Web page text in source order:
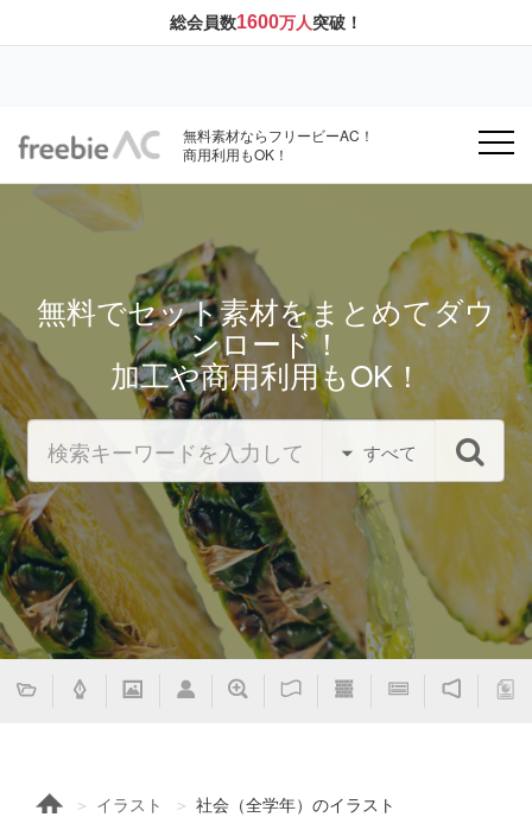
総会員数1600万人突破！
無料素材ならフリービーAC！
商用利用もOK！
無料でセット素材をまとめてダウ
ンロード！
加工や商用利用もOK！
すべて
イラスト 社会（全学年）のイラスト